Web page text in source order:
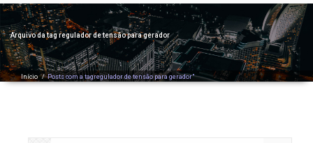
Arquivo da tagregulador de tensão para gerador
Início /Posts com a tagregulador de tensão para gerador"